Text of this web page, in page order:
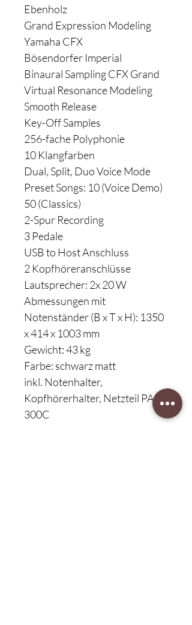
Ebenholz
Grand Expression Modeling
Yamaha CFX
Bösendorfer Imperial
Binaural Sampling CFX Grand
Virtual Resonance Modeling
Smooth Release
Key-Off Samples
256-fache Polyphonie
10 Klangfarben
Dual, Split, Duo Voice Mode
Preset Songs: 10 (Voice Demo)
50 (Classics)
2-Spur Recording
3 Pedale
USB to Host Anschluss
2 Kopfhöreranschlüsse
Lautsprecher: 2x 20 W
Abmessungen mit
Notenständer (B x T x H): 1350
x 414 x 1003 mm
Gewicht: 43 kg
Farbe: schwarz matt
inkl. Notenhalter,
Kopfhörerhalter, Netzteil PA
300C